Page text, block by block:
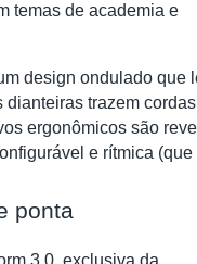
temas de academia e
design ondulado
dianteiras trazem
ergonômicos são
e rítmica
ponta